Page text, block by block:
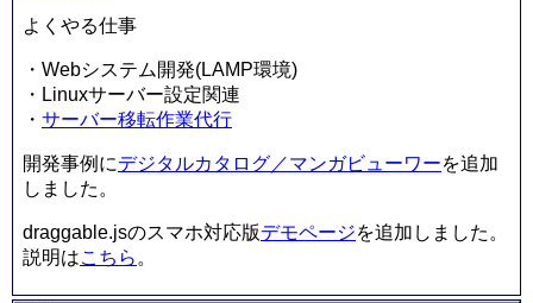
よくやる仕事
・Webシステム開発(LAMP環境)
・Linuxサーバー設定関連
・ サーバー移転作業代行
開発事例にデジタルカタログ／マンガビューワーを追加
しました。
draggable.jsのスマホ対応版デモページを追加しました。
説明はこちら 。